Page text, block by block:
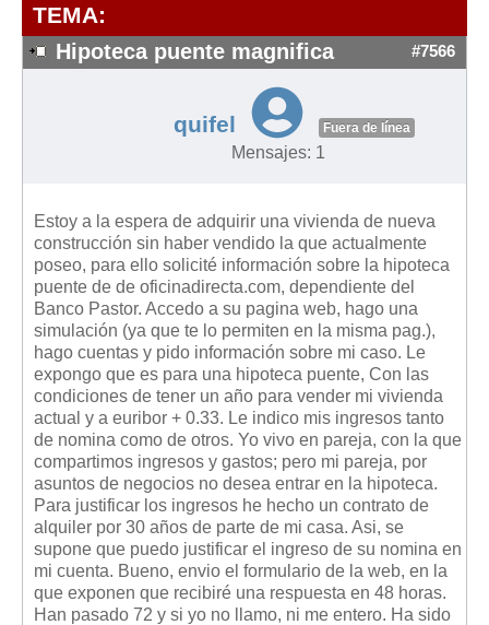
Requerimientos y comunicaciones
Formularios sobre Propiedad Horizontal
Modelos de Convocatoria de Junta de Propietarios
Modelos de Acta de Junta de Propietarios
Legislación sobre Arrendamientos Urbanos
Legislación sobre la Comunidad de Propietarios
Legislación sobre Adquisición de Vivienda en Propiedad
Legislación de interés práctico
Diccionario
Usuario
Entrar / Salir
Mis boletines
TEMA:
Hipoteca puente magnifica #7566
quifel Fuera de línea
Mensajes: 1
Estoy a la espera de adquirir una vivienda de nueva
construcción sin haber vendido la que actualmente
poseo, para ello solicité información sobre la hipoteca
puente de de oficinadirecta.com, dependiente del
Banco Pastor. Accedo a su pagina web, hago una
simulación (ya que te lo permiten en la misma pag.),
hago cuentas y pido información sobre mi caso. Le
expongo que es para una hipoteca puente, Con las
condiciones de tener un año para vender mi vivienda
actual y a euribor + 0.33. Le indico mis ingresos tanto
de nomina como de otros. Yo vivo en pareja, con la que
compartimos ingresos y gastos; pero mi pareja, por
asuntos de negocios no desea entrar en la hipoteca.
Para justificar los ingresos he hecho un contrato de
alquiler por 30 años de parte de mi casa. Asi, se
supone que puedo justificar el ingreso de su nomina en
mi cuenta. Bueno, envio el formulario de la web, en la
que exponen que recibiré una respuesta en 48 horas.
Han pasado 72 y si yo no llamo, ni me entero. Ha sido